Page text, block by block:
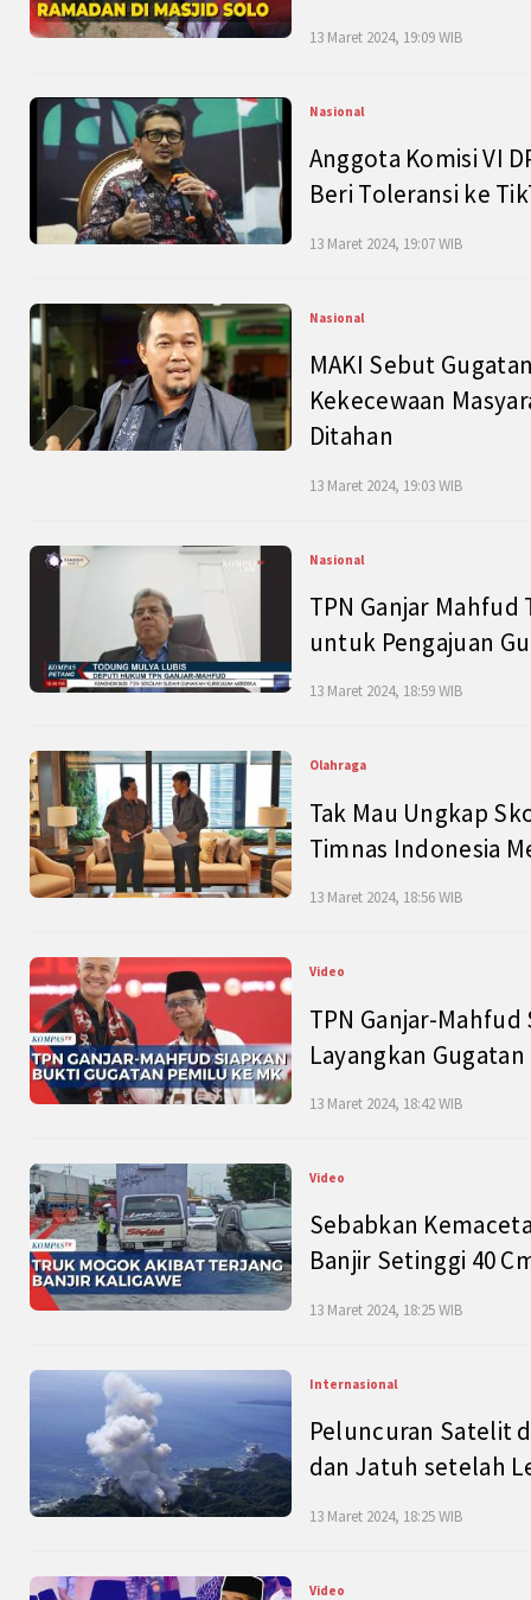
13 Maret 2024, 19:09 WIB
Nasional
Anggota Komisi VI
Beri Toleransi ke
13 Maret 2024, 19:07 WIB
Nasional
MAKI Sebut
Kekecewaan
Ditahan
13 Maret 2024, 19:03 WIB
Nasional
TPN Ganjar
untuk Pengajuan
13 Maret 2024, 18:59 WIB
Olahraga
Tak Mau Ungkap
Timnas Indonesia
13 Maret 2024, 18:56 WIB
Video
TPN Ganjar-
Layangkan
13 Maret 2024, 18:42 WIB
Video
Sebabkan
Banjir Setinggi 40
13 Maret 2024, 18:25 WIB
Internasional
Peluncuran Satelit
dan Jatuh setelah
13 Maret 2024, 18:25 WIB
Video